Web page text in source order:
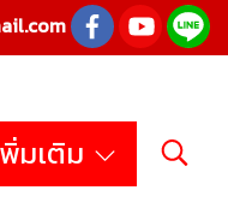
มเติม